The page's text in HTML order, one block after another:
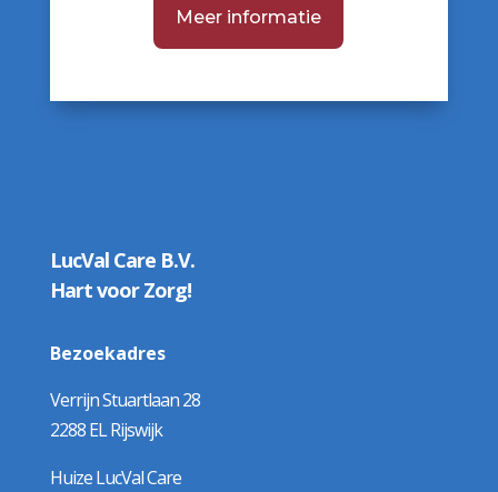
Meer informatie
LucVal Care B.V.
Hart voor Zorg!
Bezoekadres
Verrijn Stuartlaan 28
2288 EL Rijswijk
Huize LucVal Care